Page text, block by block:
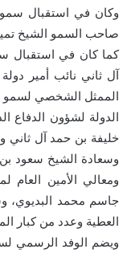
وكان في استقبال
صاحب السمو الشيخ
كما كان في استقبال
آل ثاني نائب أمير
الممثل الشخصي لسمو
الدولة لشؤون الدفاع
خليفة بن حمد آل ثاني
وسعادة الشيخ سعود بن
ومعالي الأمين العام
جاسم محمد البديوي،
العطية وعدد من كبار
ويضم الوفد الرسمي